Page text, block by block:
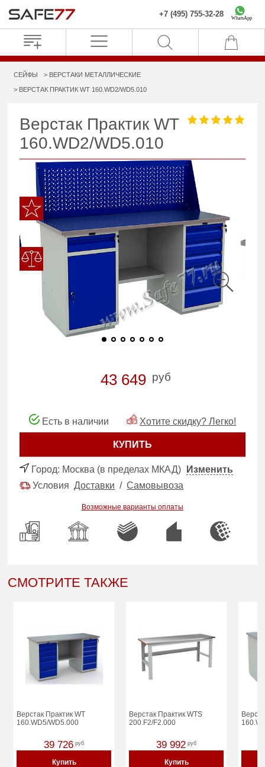
+7 (495) 755-32-28 WhatsApp
СЕЙФЫ ВЕРСТАКИ МЕТАЛЛИЧЕСКИЕ
ВЕРСТАК ПРАКТИК WT 160.WD2/WD5.010
Верстак Практик WT
160.WD2/WD5.010
43 649 руб
Есть в наличии Хотите скидку? Легко!
КУПИТЬ
Город: Москва (в пределах МКАД)
Изменить
УсловияДоставки /Самовывоза
Возможные варианты оплаты
СМОТРИТЕ ТАКЖЕ
Верстак Практик WT
160.WD5/WD5.000
39 726 руб
Купить
Верстак Практик WTS
200.F2/F2.000
39 992 руб
Купить